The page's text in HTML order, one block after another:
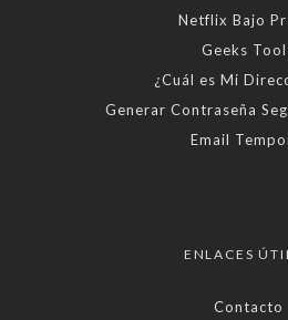
Netflix Bajo
Geeks
¿Cuál es Mi
Generar Contraseña
Email
ENLACES
Contacto